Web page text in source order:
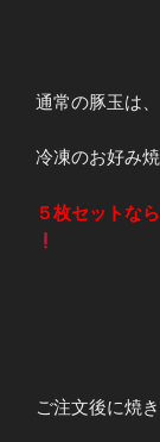
通常の豚玉は
冷凍のお好み焼
５枚セットな
ご注文後に焼